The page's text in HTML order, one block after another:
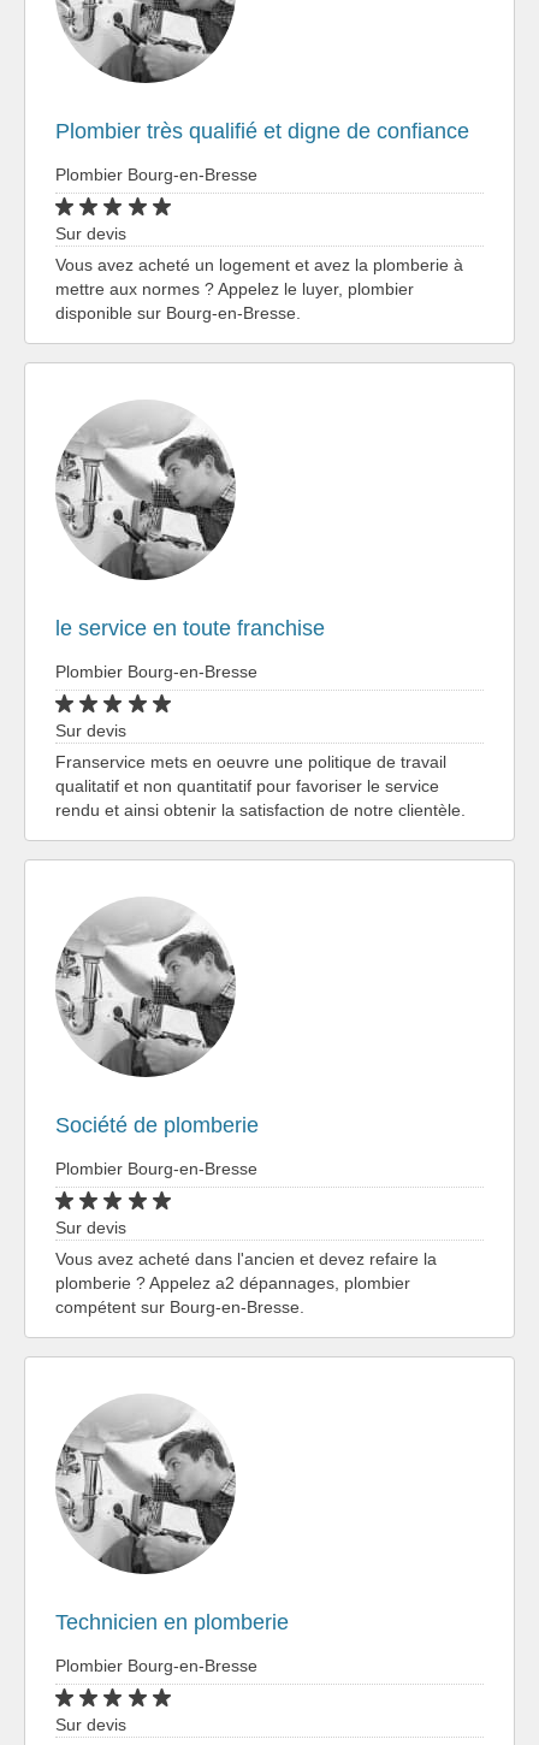
Plombier très qualifié et digne de confiance
Plombier Bourg-en-Bresse
Sur devis
Vous avez acheté un logement et avez la plomberie à
mettre aux normes ? Appelez le luyer, plombier
disponible sur Bourg-en-Bresse.
le service en toute franchise
Plombier Bourg-en-Bresse
Sur devis
Franservice mets en oeuvre une politique de travail
qualitatif et non quantitatif pour favoriser le service
rendu et ainsi obtenir la satisfaction de notre clientèle.
Société de plomberie
Plombier Bourg-en-Bresse
Sur devis
Vous avez acheté dans l'ancien et devez refaire la
plomberie ? Appelez a2 dépannages, plombier
compétent sur Bourg-en-Bresse.
Technicien en plomberie
Plombier Bourg-en-Bresse
Sur devis